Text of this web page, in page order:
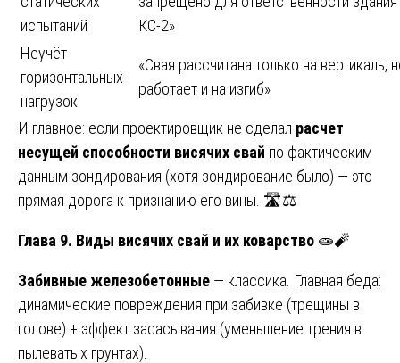
испытаний
КС-2»
Неучёт
горизонтальных
нагрузок
«Свая рассчитана только на вертикаль,
работает и на изгиб»
И главное: если проектировщик не сделал расчет
несущей способности висячих свай по фактическим
данным зондирования (хотя зондирование было) — это
прямая дорога к признанию его вины. 🛣️⚖️
Глава 9. Виды висячих свай и их коварство 🧫🧨
Забивные железобетонные — классика. Главная беда:
динамические повреждения при забивке (трещины в
голове) + эффект засасывания (уменьшение трения в
пылеватых грунтах).